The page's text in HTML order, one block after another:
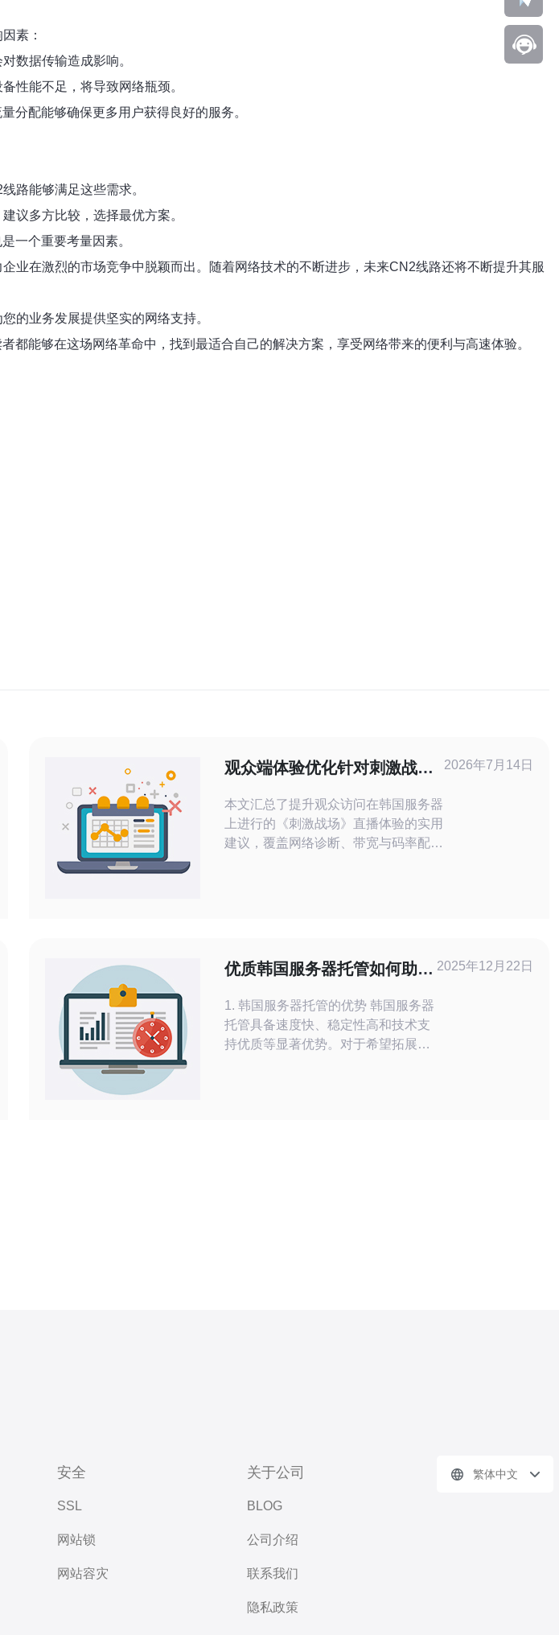
素：
数据传输造成影响。
性能不足，将导致网络瓶颈。
分配能够确保更多用户获得良好的服务。
路能够满足这些需求。
议多方比较，选择最优方案。
一个重要考量因素。
业在激烈的市场竞争中脱颖而出。随着网络技术的不断进步，未来CN2线路还将不断提升其服
的业务发展提供坚实的网络支持。
能够在这场网络革命中，找到最适合自己的解决方案，享受网络带来的便利与高速体验。
观众端体验优化针对刺激战场
本文汇总了提升观众访问在韩国服务器
上进行的《刺激战场》直播体验的实用
建议，覆盖网络诊断、带宽与码率配
时，观众对流畅性与同步性的容忍度很
低。高延迟会导致画面卡顿、声音不同
步、
2026年7月14日
优质韩国服务器托管如何助力
1. 韩国服务器托管的优势 韩国服务器
托管具备速度快、稳定性高和技术支
持优质等显著优势。对于希望拓展亚
2025年12月22日
安全
SSL
网站锁
网站容灾
关于公司
BLOG
公司介绍
联系我们
隐私政策
繁体中文